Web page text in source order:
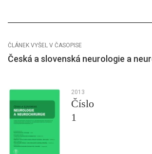
ČLÁNEK VYŠEL V ČASOPISE
Česká a slovenská neurologie a
2013
Číslo
1